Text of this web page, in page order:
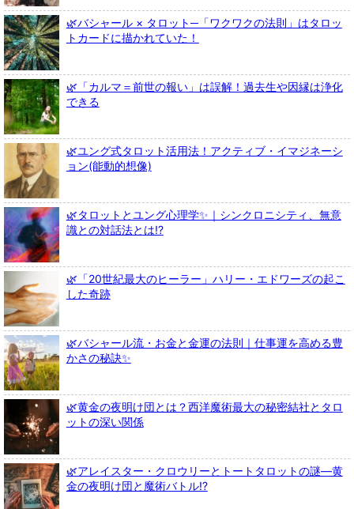
🌿バシャール × タロット─「ワクワクの法則」はタロッ
トカードに描かれていた！
🌿「カルマ＝前世の報い」は誤解！過去生や因縁は浄化
できる
🌿ユング式タロット活用法！アクティブ・イマジネーシ
ョン(能動的想像)
🌿タロットとユング心理学✨｜シンクロニシティ、無意
識との対話法とは!?
🌿「20世紀最大のヒーラー」ハリー・エドワーズの起こ
した奇跡
🌿バシャール流・お金と金運の法則｜仕事運を高める豊
かさの秘訣✨
🌿黄金の夜明け団とは？西洋魔術最大の秘密結社とタロ
ットの深い関係
🌿アレイスター・クロウリーとトートタロットの謎—黄
金の夜明け団と魔術バトル!?